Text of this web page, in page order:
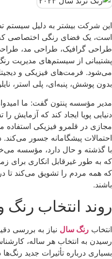
است، یک فضای رنگی اختصاصی که
طراحی گرافیک، طراحی مد،
پشتیبانی از سیستم‌های مدیریت
می‌شود. فرمت‌های فیزیکی و
بدون پوشش، پنبه‌ای، پلی استر،
مدیر مؤسسه پنتون گفت: ما
دنیایی پویا ایجاد کند که آزمایش
مجازی در قلمرو فیزیکی
احتمالات پیشگامانه جسور
با گذشته و حال دارد، مؤسسه
که به طور غیرقابل انکاری برای
که همه مردم را تشویق می‌کند تا
باشند.
روند انتخاب رنگ
انتخاب رنگ سال نیاز به بررسی
رسیدن به انتخاب هر ساله،
بسیاری درباره تأثیرات جدید